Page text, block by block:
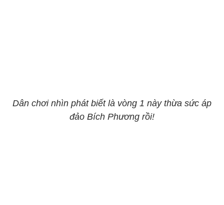
Dân chơi nhìn phát biết là vòng 1 này thừa sức áp
đảo Bích Phương rồi!